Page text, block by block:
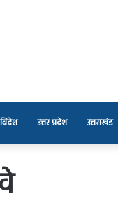
विदेश उत्तर प्रदेश उत्तराखंड